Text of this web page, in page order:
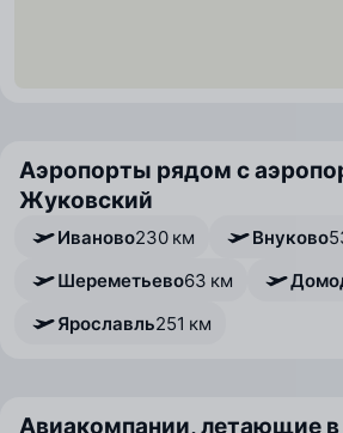
Аэропорты рядом с
Жуковский
Иваново230 км Внуково
Шереметьево63 км
Ярославль251 км
Авиакомпании, летающие в